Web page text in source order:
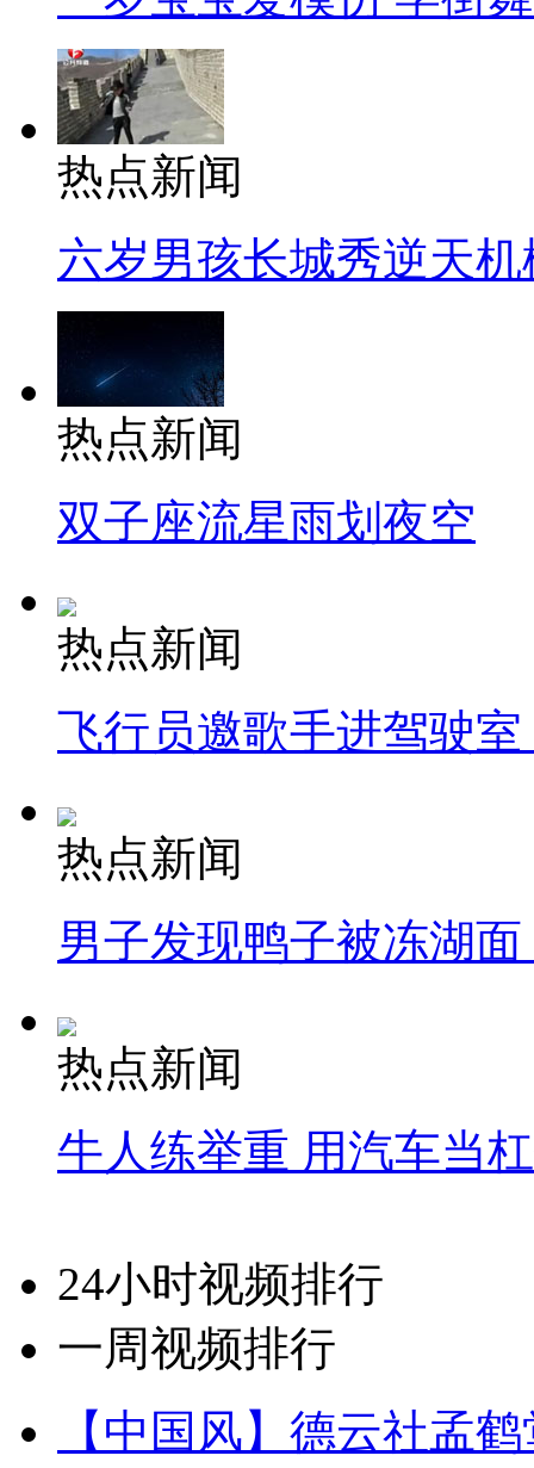
热点新闻
六岁男孩长城秀逆天机
热点新闻
双子座流星雨划夜空
热点新闻
飞行员邀歌手进驾驶
热点新闻
男子发现鸭子被冻湖
热点新闻
牛人练举重 用汽车当
24小时视频排行
一周视频排行
【中国风】德云社孟